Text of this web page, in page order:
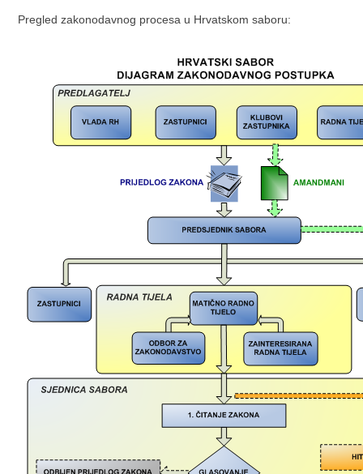
Pregled zakonodavnog procesa u Hrvatskom saboru: